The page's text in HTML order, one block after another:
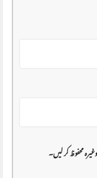
محفوظ کر لیں۔